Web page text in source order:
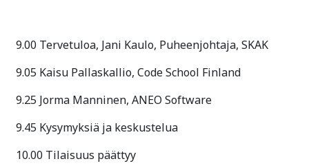
9.00 Tervetuloa, Jani Kaulo, Puheenjohtaja, SKAK
9.05 Kaisu Pallaskallio, Code School Finland
9.25 Jorma Manninen, ANEO Software
9.45 Kysymyksiä ja keskustelua
10.00 Tilaisuus päättyy